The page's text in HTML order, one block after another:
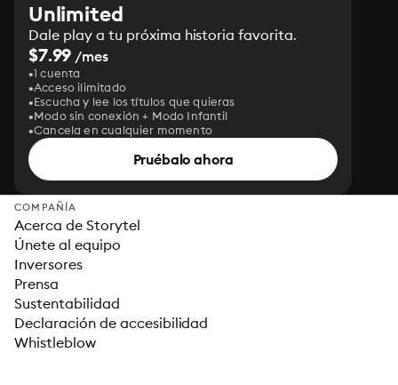
Unlimited
Dale play a tu próxima historia favorita.
$7.99 /mes
1 cuenta
Acceso ilimitado
Escucha y lee los títulos que quieras
Modo sin conexión + Modo Infantil
Cancela en cualquier momento
Pruébalo ahora
COMPAÑÍA
Acerca de Storytel
Únete al equipo
Inversores
Prensa
Sustentabilidad
Declaración de accesibilidad
Whistleblow